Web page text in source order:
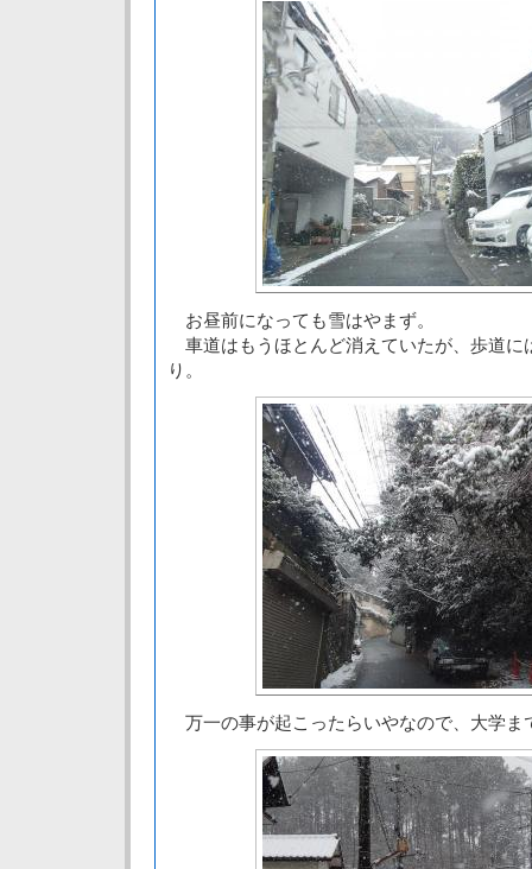
お昼前になっても雪はやまず。
車道はもうほとんど消えていたが、歩道に
り。
万一の事が起こったらいやなので、大学ま